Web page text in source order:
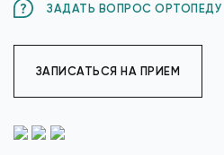
ЗАДАТЬ ВОПРОС ОРТОПЕДУ
ЗАПИСАТЬСЯ НА ПРИЕМ